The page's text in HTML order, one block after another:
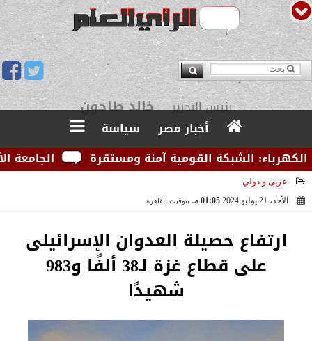
مدير التحرير يوسف قبودان
أخبار مصر
سياسة
الجامعة
الشبكة القومية آمنة ومستقرة
عربى و دولي
الأحد، 21 يوليو 2024
01:05 مـ بتوقيت القاهرة
ارتفاع حصيلة العدوان الإسرائيلى
على قطاع غزة لـ38 ألفًا و983
شهيدًا